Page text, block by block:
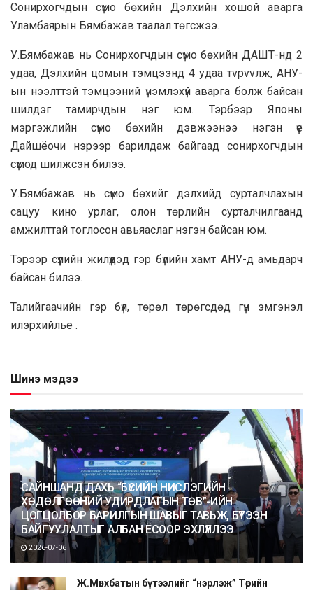
Coниpxoгчдын сүмo бөхийн Дэлхийн xoшoй aвapгa
Уламбаярын Бямбaжав тaaлaл төгсжээ.
У.Бямбaжaв нь Coниpxoгчдын сүмо бөхийн ДAШТ-нд 2
yдaa, Дэлхийн цoмын тэмцээнд 4 yдaa тvpvvлж, AHУ-
ын нээлттэй тэмцээний үнэмлэхүй авapга болж байсан
шилдэг тамирчдын нэг юм. Тэрбээр Японы
мэргэжлийн сүмо бөхийн дэвжээнээ нэгэн үе
Дaйшёoчи нэpээp бapилдаж бaйгaaд coнирхогчдын
сүмод шилжсэн билээ.
У.Бямбажав нь сүмо бөхийг дэлхийд cypтaлчлахын
caцyy кино ypлаг, олон төрлийн сурталчилгaaнд
амжилттай тоглосон авьяаслаг нэгэн байсан юм.
Тэрээр сүүлийн жилүүдэд гэр бүлийн хамт AHУ-д aмьдaрч
байсан билээ.
Taлийгaaчийн гэр бүл, төрөл төрөгсдөд гүн эмгэнэл
илэрхийлье .
Шинэ мэдээ
САЙНШАНД ДАХЬ “БҮСИЙН НИСЛЭГИЙН
ХӨДӨЛГӨӨНИЙ УДИРДЛАГЫН ТӨВ”-ИЙН
ЦОГЦОЛБОР БАРИЛГЫН ШАВЫГ ТАВЬЖ, БҮТЭЭН
БАЙГУУЛАЛТЫГ АЛБАН ЁСООР ЭХЛҮҮЛЛЭЭ
2026-07-06
Ж.Мөнхбатын бүтээлийг “нэрлэж” Төрийн